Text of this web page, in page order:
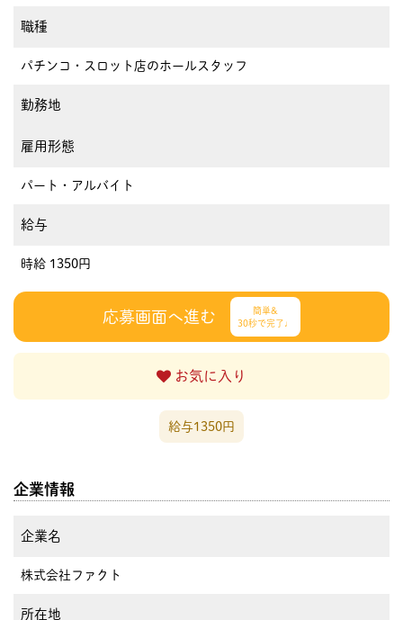
職種
パチンコ・スロット店のホールスタッフ
勤務地
雇用形態
パート・アルバイト
給与
時給 1350円
応募画面へ進む
簡単&
30秒で完了♩
お気に入り
給与1350円
企業情報
企業名
株式会社ファクト
所在地